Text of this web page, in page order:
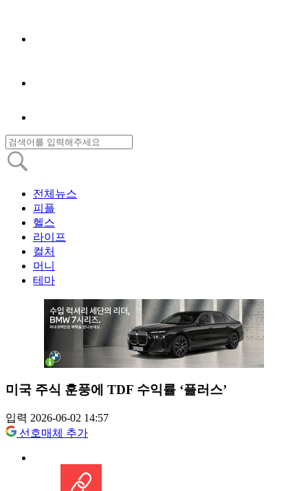
전체뉴스
피플
헬스
라이프
컬처
머니
테마
미국 주식 훈풍에 TDF 수익률 ‘플러스’
입력 2026-06-02 14:57
선호매체 추가